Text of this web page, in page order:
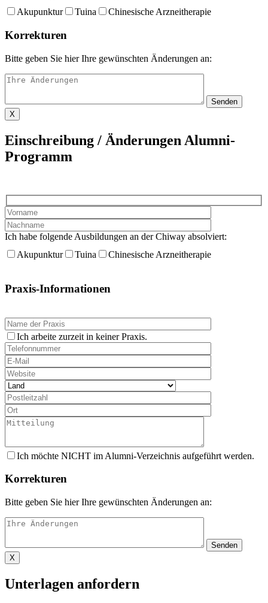
Akupunktur
Tuina Chinesische Arzneitherapie
Korrekturen
Bitte geben Sie hier Ihre gewünschten Änderungen an:
X
Einschreibung / Änderungen Alumni-
Programm
Ich habe folgende Ausbildungen an der Chiway absolviert:
Akupunktur
Tuina Chinesische Arzneitherapie
Praxis-Informationen
Ich arbeite zurzeit in keiner Praxis.
Ich möchte NICHT im Alumni-Verzeichnis aufgeführt werden.
Korrekturen
Bitte geben Sie hier Ihre gewünschten Änderungen an:
X
Unterlagen anfordern